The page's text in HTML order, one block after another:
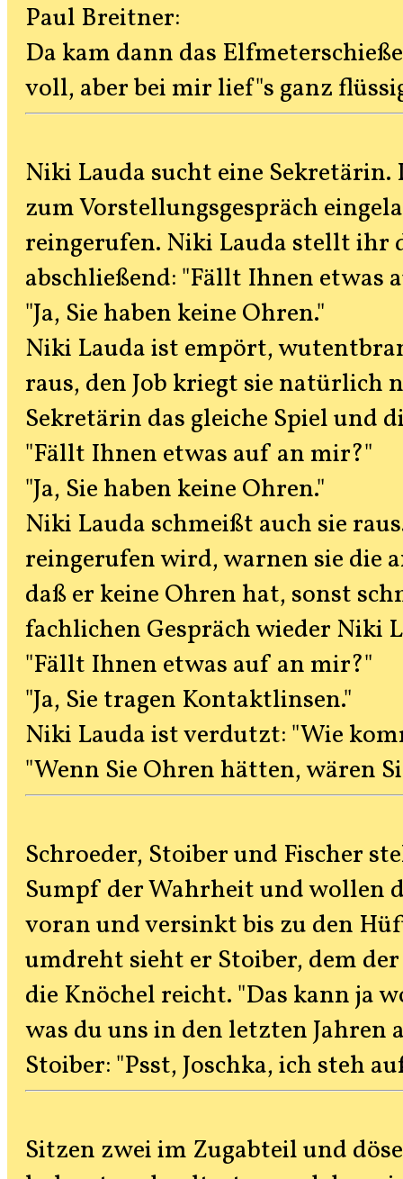
Paul Breitner:
Da kam dann das
voll, aber bei mir lief"s ganz
Niki Lauda sucht eine
zum Vorstellungsgespräch
reingerufen. Niki Lauda stellt ihr
abschließend: "Fällt Ihnen etwas
"Ja, Sie haben keine Ohren."
Niki Lauda ist empört,
raus, den Job kriegt sie natürlich
Sekretärin das gleiche Spiel und
"Fällt Ihnen etwas auf an mir?"
"Ja, Sie haben keine Ohren."
Niki Lauda schmeißt auch sie
reingerufen wird, warnen sie die
daß er keine Ohren hat, sonst
fachlichen Gespräch wieder Niki
"Fällt Ihnen etwas auf an mir?"
"Ja, Sie tragen Kontaktlinsen."
Niki Lauda ist verdutzt: "Wie
"Wenn Sie Ohren hätten, wären
Schroeder, Stoiber und Fischer
Sumpf der Wahrheit und wollen
voran und versinkt bis zu den
umdreht sieht er Stoiber, dem
die Knöchel reicht. "Das kann ja
was du uns in den letzten
Stoiber: "Psst, Joschka, ich steh
Sitzen zwei im Zugabteil und